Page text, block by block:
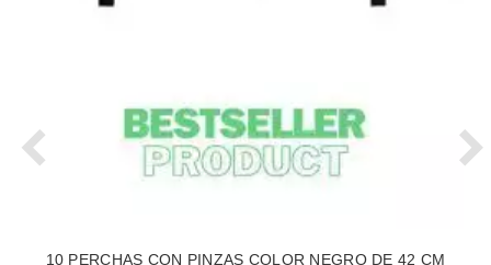
10 PERCHAS CON PINZAS COLOR NEGRO DE 42 CM